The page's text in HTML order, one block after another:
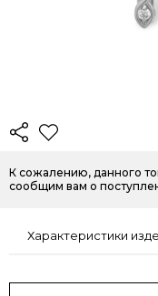
К сожалению, данного
сообщим вам о
Характеристики